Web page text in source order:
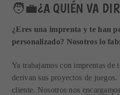
🧑‍💼¿A QUIÉN VA
¿Eres una imprenta y te han
personalizado? Nosotros lo
Ya trabajamos con imprentas de
derivan sus proyectos de juegos.
cliente. Nosotros nos